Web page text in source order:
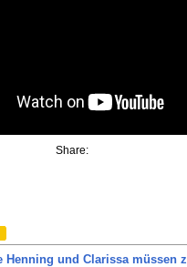
Share:
Henning und Clarissa müssen